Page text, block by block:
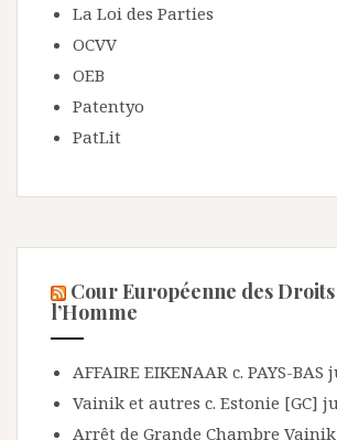
La Loi des Parties
OCVV
OEB
Patentyo
PatLit
Cour Européenne des
l’Homme
AFFAIRE EIKENAAR c. PAYS-BAS
Vainik et autres c. Estonie [GC]
Arrêt de Grande Chambre